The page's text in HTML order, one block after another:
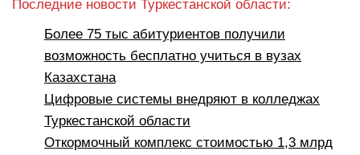
Последние новости Туркестанской области:
Более 75 тыс абитуриентов получили
возможность бесплатно учиться в вузах
Казахстана
Цифровые системы внедряют в колледжах
Туркестанской области
Откормочный комплекс стоимостью 1,3 млрд